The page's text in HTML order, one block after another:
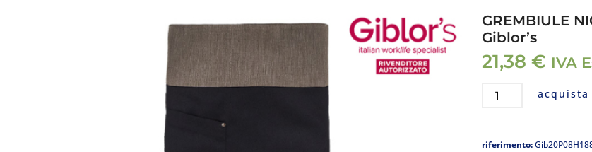
GREMBIULE
Giblor’s
21,38 € IVA
acquista
riferimento: